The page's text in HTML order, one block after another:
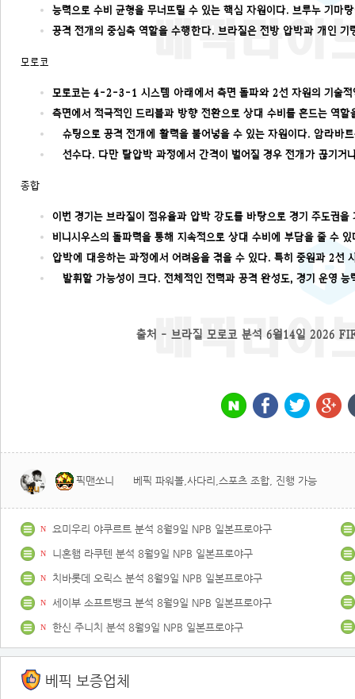
능력으로 수비 균형을 무너뜨릴 수 있는 핵심 자원이다. 브루누 기
공격 전개의 중심축 역할을 수행한다. 브라질은 전방 압박과 개인
모로코
모로코는 4-2-3-1 시스템 아래에서 측면 돌파와 2선 자원의 기술
측면에서 적극적인 드리블과 방향 전환으로 상대 수비를 흔드는 역
슈팅으로 공격 전개에 활력을 불어넣을 수 있는 자원이다. 암라바
선수다. 다만 탈압박 과정에서 간격이 벌어질 경우 전개가 끊기거
종합
이번 경기는 브라질이 점유율과 압박 강도를 바탕으로 경기 주도
비니시우스의 돌파력을 통해 지속적으로 상대 수비에 부담을 줄
압박에 대응하는 과정에서 어려움을 겪을 수 있다. 특히 중원과 2선
발휘할 가능성이 크다. 전체적인 전력과 공격 완성도, 경기 운영
출처 - 브라질 모로코 분석 6월14일 2026
픽맨쏘니 베픽 파워볼,사다리,스포츠 조합, 진행 가능
N 요미우리 야쿠르트 분석 8월9일 NPB 일본프로야구
N 니혼햄 라쿠텐 분석 8월9일 NPB 일본프로야구
N 치바롯데 오릭스 분석 8월9일 NPB 일본프로야구
N 세이부 소프트뱅크 분석 8월9일 NPB 일본프로야구
N 한신 주니치 분석 8월9일 NPB 일본프로야구
베픽 보증업체